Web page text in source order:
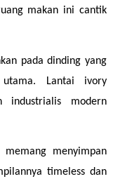
makan ini cantik
pada dinding yang
Lantai ivory
industrialis modern
menyimpan
timeless dan